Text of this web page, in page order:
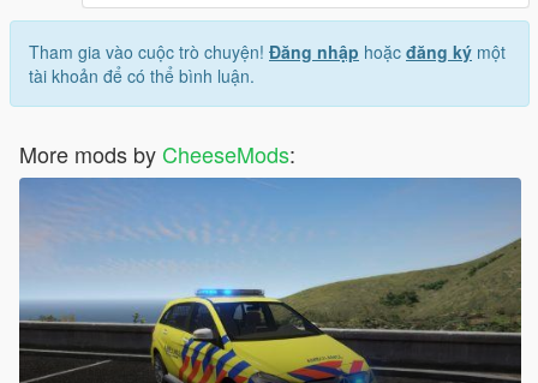
Tham gia vào cuộc trò chuyện! Đăng nhập hoặc đăng ký một
tài khoản để có thể bình luận.
More mods by CheeseMods: